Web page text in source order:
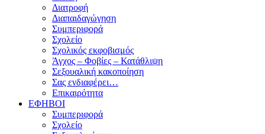
Διατροφή
Διαπαιδαγώγηση
Συμπεριφορά
Σχολείο
Σχολικός εκφοβισμός
Άγχος – Φοβίες – Κατάθλιψη
Σεξουαλική κακοποίηση
Σας ενδιαφέρει…
Επικαιρότητα
ΕΦΗΒΟΙ
Συμπεριφορά
Σχολείο